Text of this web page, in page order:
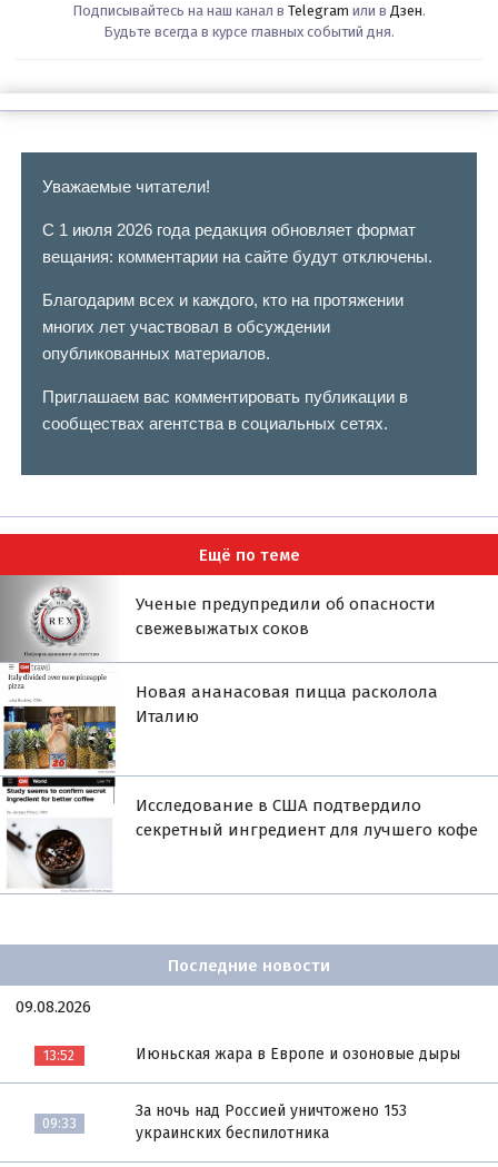
Подписывайтесь на наш канал в Telegram или в Дзен.
Будьте всегда в курсе главных событий дня.
Уважаемые читатели!
С 1 июля 2026 года редакция обновляет формат
вещания: комментарии на сайте будут отключены.
Благодарим всех и каждого, кто на протяжении
многих лет участвовал в обсуждении
опубликованных материалов.
Приглашаем вас комментировать публикации в
сообществах агентства в социальных сетях.
Ещё по теме
Ученые предупредили об опасности
свежевыжатых соков
Новая ананасовая пицца расколола
Италию
Исследование в США подтвердило
секретный ингредиент для лучшего кофе
Последние новости
09.08.2026
13:52 Июньская жара в Европе и озоновые дыры
09:33
За ночь над Россией уничтожено 153
украинских беспилотника